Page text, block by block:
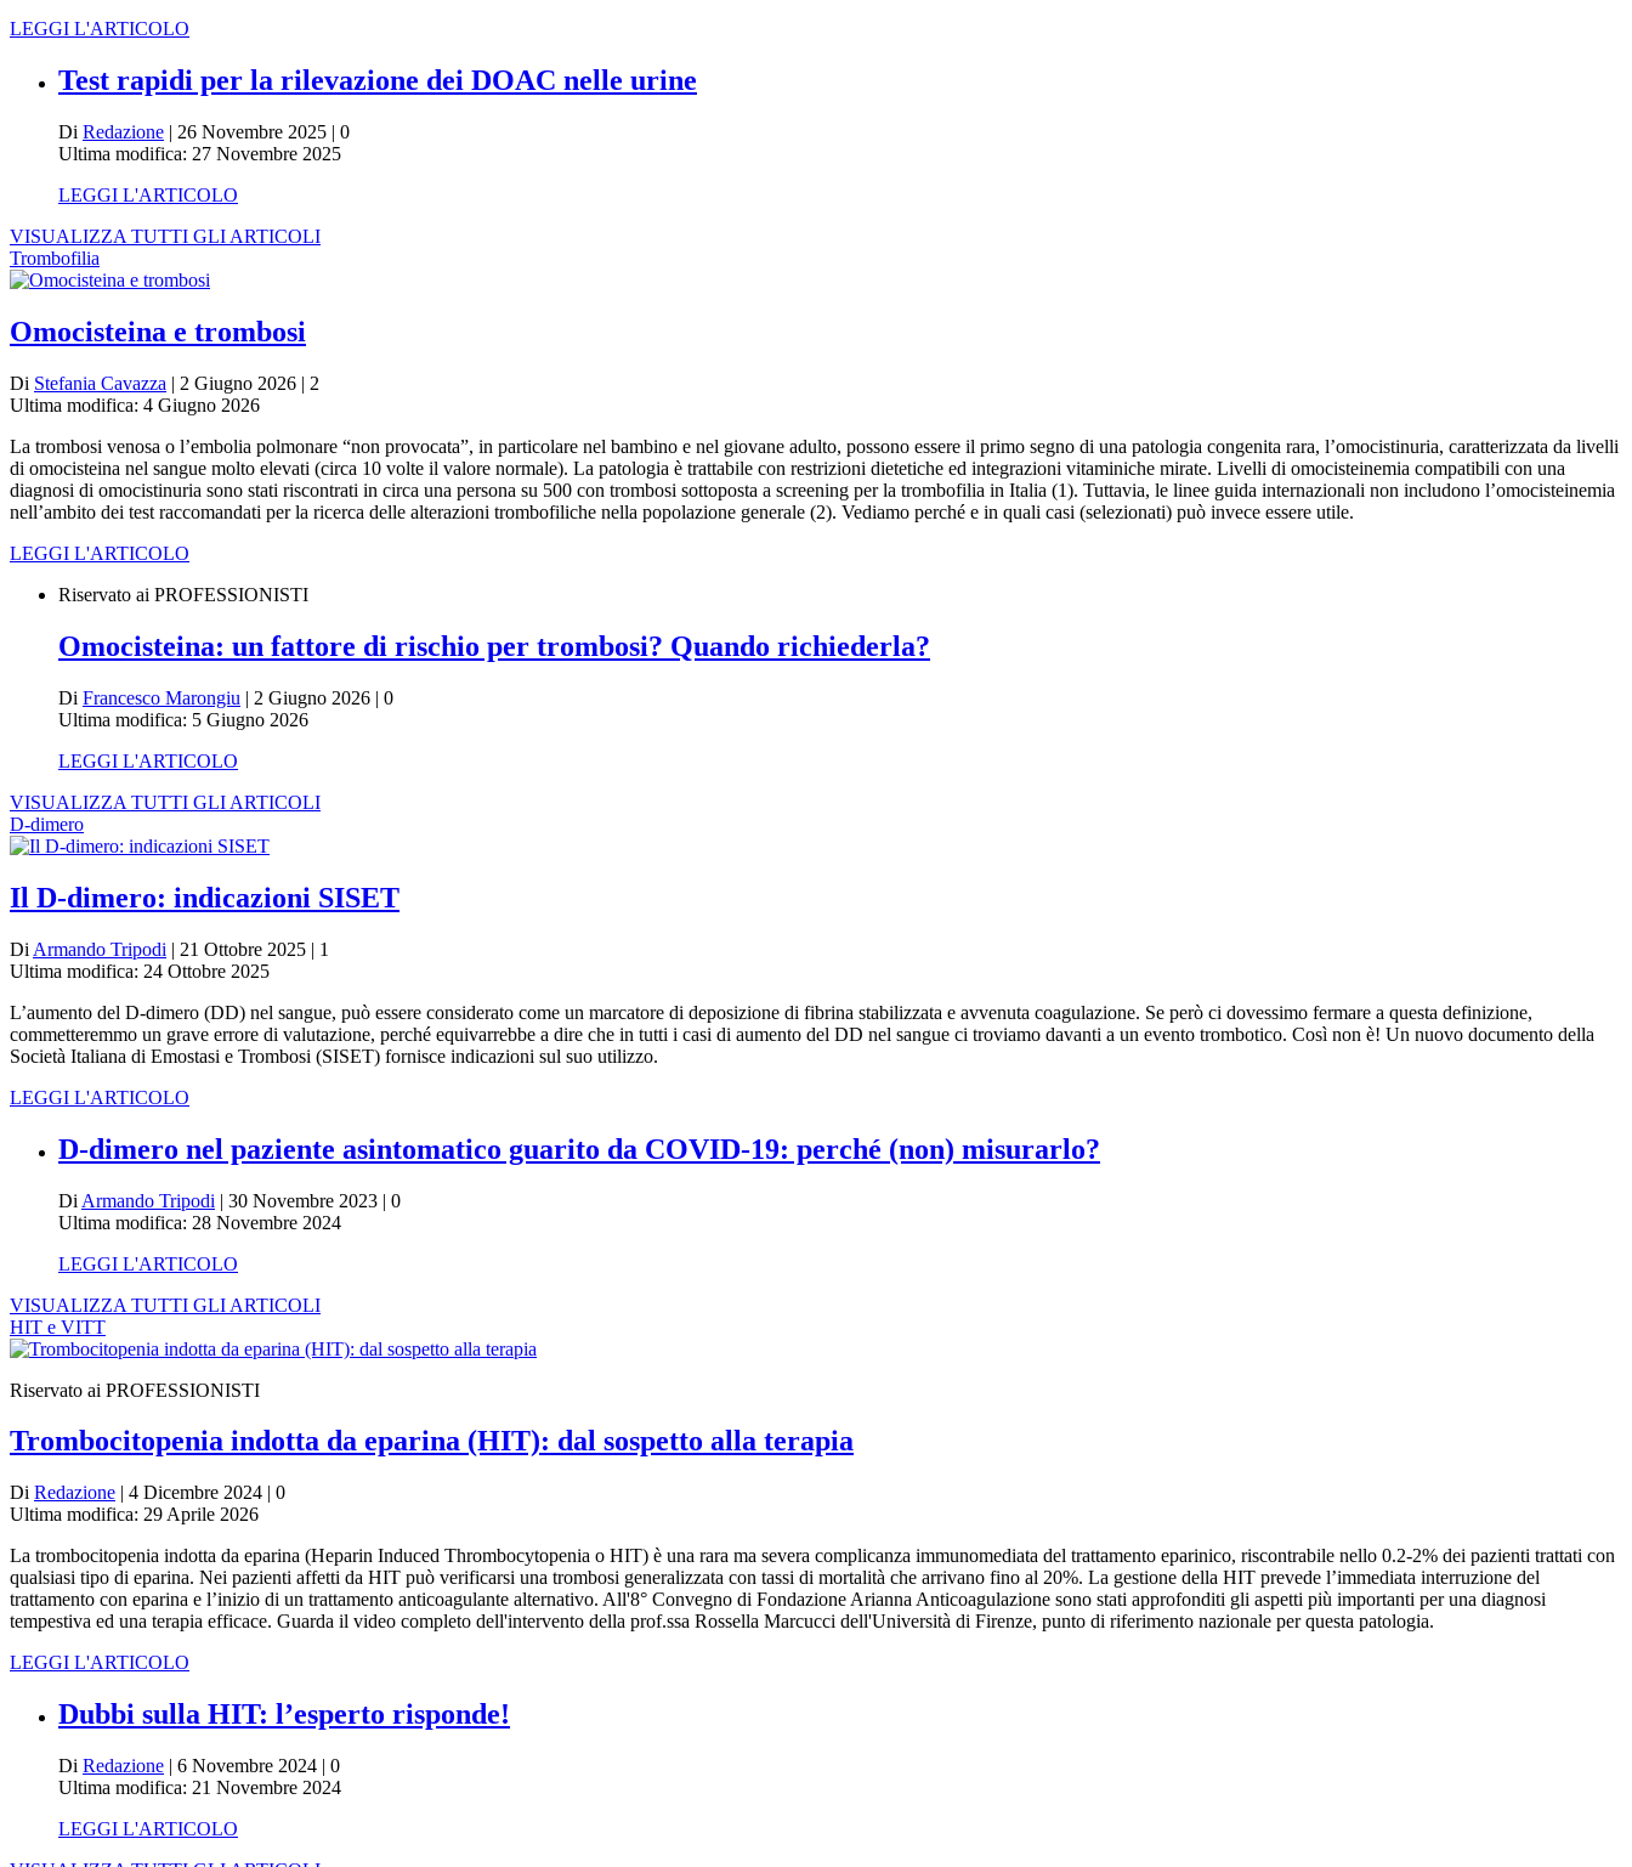
LEGGI L'ARTICOLO
Test rapidi per la rilevazione dei DOAC nelle urine
Di Redazione | 26 Novembre 2025 | 0
Ultima modifica: 27 Novembre 2025
LEGGI L'ARTICOLO
VISUALIZZA TUTTI GLI ARTICOLI
Trombofilia
Omocisteina e trombosi
Di Stefania Cavazza | 2 Giugno 2026 | 2
Ultima modifica: 4 Giugno 2026
La trombosi venosa o l’embolia polmonare “non provocata”, in particolare nel bambino e nel giovane adulto, possono essere il primo segno di una patologia congenita rara, l’omocistinuria, caratterizzata da livelli
di omocisteina nel sangue molto elevati (circa 10 volte il valore normale). La patologia è trattabile con restrizioni dietetiche ed integrazioni vitaminiche mirate. Livelli di omocisteinemia compatibili con una
diagnosi di omocistinuria sono stati riscontrati in circa una persona su 500 con trombosi sottoposta a screening per la trombofilia in Italia (1). Tuttavia, le linee guida internazionali non includono l’omocisteinemia
nell’ambito dei test raccomandati per la ricerca delle alterazioni trombofiliche nella popolazione generale (2). Vediamo perché e in quali casi (selezionati) può invece essere utile.
LEGGI L'ARTICOLO
Riservato ai PROFESSIONISTI
Omocisteina: un fattore di rischio per trombosi? Quando richiederla?
Di Francesco Marongiu | 2 Giugno 2026 | 0
Ultima modifica: 5 Giugno 2026
LEGGI L'ARTICOLO
VISUALIZZA TUTTI GLI ARTICOLI
D-dimero
Il D-dimero: indicazioni SISET
Di Armando Tripodi | 21 Ottobre 2025 | 1
Ultima modifica: 24 Ottobre 2025
L’aumento del D-dimero (DD) nel sangue, può essere considerato come un marcatore di deposizione di fibrina stabilizzata e avvenuta coagulazione. Se però ci dovessimo fermare a questa definizione,
commetteremmo un grave errore di valutazione, perché equivarrebbe a dire che in tutti i casi di aumento del DD nel sangue ci troviamo davanti a un evento trombotico. Così non è! Un nuovo documento della
Società Italiana di Emostasi e Trombosi (SISET) fornisce indicazioni sul suo utilizzo.
LEGGI L'ARTICOLO
D-dimero nel paziente asintomatico guarito da COVID-19: perché (non) misurarlo?
Di Armando Tripodi | 30 Novembre 2023 | 0
Ultima modifica: 28 Novembre 2024
LEGGI L'ARTICOLO
VISUALIZZA TUTTI GLI ARTICOLI
HIT e VITT
Riservato ai PROFESSIONISTI
Trombocitopenia indotta da eparina (HIT): dal sospetto alla terapia
Di Redazione | 4 Dicembre 2024 | 0
Ultima modifica: 29 Aprile 2026
La trombocitopenia indotta da eparina (Heparin Induced Thrombocytopenia o HIT) è una rara ma severa complicanza immunomediata del trattamento eparinico, riscontrabile nello 0.2-2% dei pazienti trattati con
qualsiasi tipo di eparina. Nei pazienti affetti da HIT può verificarsi una trombosi generalizzata con tassi di mortalità che arrivano fino al 20%. La gestione della HIT prevede l’immediata interruzione del
trattamento con eparina e l’inizio di un trattamento anticoagulante alternativo. All'8° Convegno di Fondazione Arianna Anticoagulazione sono stati approfonditi gli aspetti più importanti per una diagnosi
tempestiva ed una terapia efficace. Guarda il video completo dell'intervento della prof.ssa Rossella Marcucci dell'Università di Firenze, punto di riferimento nazionale per questa patologia.
LEGGI L'ARTICOLO
Dubbi sulla HIT: l’esperto risponde!
Di Redazione | 6 Novembre 2024 | 0
Ultima modifica: 21 Novembre 2024
LEGGI L'ARTICOLO